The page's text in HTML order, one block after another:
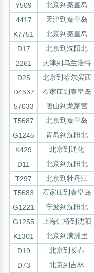
Y509
北京到秦皇岛
4417
天津到秦皇岛
K7751
北京到秦皇岛
D17
北京到沈阳北
2261
天津到乌兰浩特
D25
北京到哈尔滨西
D4537
石家庄到秦皇岛
57033
唐山到龙家营
T5687
北京到秦皇岛
G1245
青岛到沈阳北
K429
北京到通化
D11
北京到沈阳北
T297
北京到牡丹江
T5683
石家庄到秦皇岛
G1221
宁波到沈阳北
G1255
上海虹桥到沈阳
K1301
北京到满洲里
D19
北京到长春
D73
北京到吉林